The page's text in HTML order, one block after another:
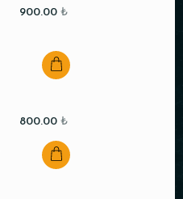
900.00 ₺
800.00 ₺